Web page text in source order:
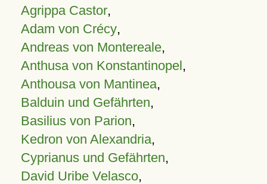
Agrippa Castor,
Adam von Crécy,
Andreas von Montereale,
Anthusa von Konstantinopel,
Anthousa von Mantinea,
Balduin und Gefährten,
Basilius von Parion,
Kedron von Alexandria,
Cyprianus und Gefährten,
David Uribe Velasco,